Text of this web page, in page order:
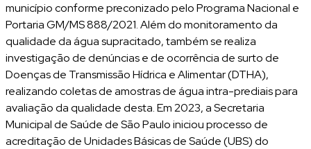
município conforme preconizado pelo Programa Nacional e
Portaria GM/MS 888/2021. Além do monitoramento da
qualidade da água supracitado, também se realiza
investigação de denúncias e de ocorrência de surto de
Doenças de Transmissão Hídrica e Alimentar (DTHA),
realizando coletas de amostras de água intra-prediais para
avaliação da qualidade desta. Em 2023, a Secretaria
Municipal de Saúde de São Paulo iniciou processo de
acreditação de Unidades Básicas de Saúde (UBS) do